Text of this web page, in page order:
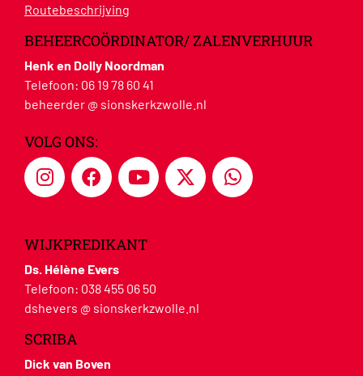
Routebeschrijving
BEHEERCOÖRDINATOR/ ZALENVERHUUR
Henk en Dolly Noordman
Telefoon: 06 19 78 60 41
beheerder @ sionskerkzwolle.nl
VOLG ONS:
WIJKPREDIKANT
Ds. Hélène Evers
Telefoon: 038 455 06 50
dshevers @ sionskerkzwolle.nl
SCRIBA
Dick van Boven